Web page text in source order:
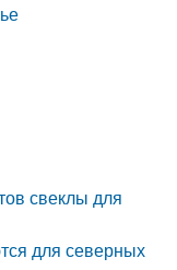
свеклы для
для северных